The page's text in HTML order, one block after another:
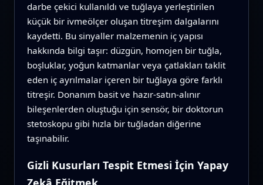
darbe çekici kullanıldı ve tuğlaya yerleştirilen
küçük bir ivmeölçer oluşan titreşim dalgalarını
kaydetti. Bu sinyaller malzemenin iç yapısı
hakkında bilgi taşır: düzgün, homojen bir tuğla,
boşluklar, yoğun katmanlar veya çatlakları taklit
eden iç ayrılmalar içeren bir tuğlaya göre farklı
titreşir. Donanım basit ve hazır-satın-alınır
bileşenlerden oluştuğu için sensör, bir doktorun
stetoskopu gibi hızla bir tuğladan diğerine
taşınabilir.
Gizli Kusurları Tespit Etmesi İçin Yapay